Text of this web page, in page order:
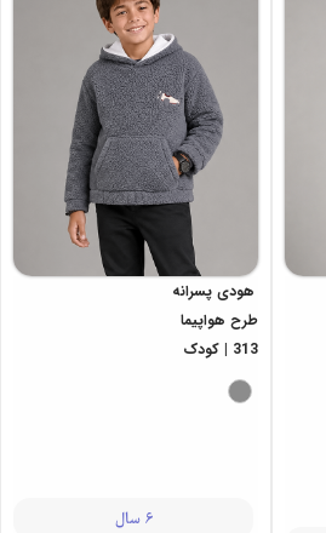
هودی پسرانه
طرح هواپیما
313 | کودک
6 سال